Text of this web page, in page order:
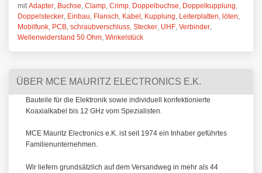
mit Adapter Buchse Clamp Crimp Doppelbuchse Doppelkupplung
Doppelstecker Einbau Flansch Kabel Kupplung Leiterplatten löten
Mobilfunk PCB schraubverschluss Stecker UHF Verbinder
Wellenwiderstand 50 Ohm Winkelstück
ÜBER MCE MAURITZ ELECTRONICS E.K.
Bauteile für die Elektronik sowie individuell konfektionierte
Koaxialkabel bis 12 GHz vom Spezialisten.
MCE Mauritz Electronics e.K. ist seit 1974 ein Inhaber geführtes
Familienunternehmen.
Wir liefern grundsätzlich auf dem Versandweg in mehr als 44